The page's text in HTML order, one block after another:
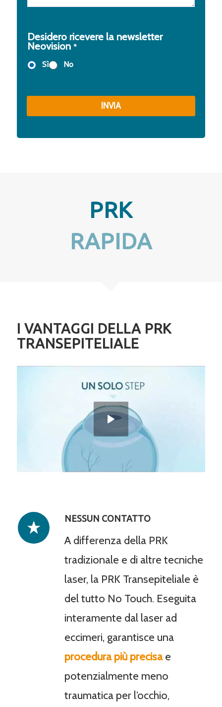
a
t
o
g
o
*
Desidero ricevere la newsletter
Neovision *
Sì No
INVIA
PRK
NO TOUCH
I VANTAGGI DELLA PRK
TRANSEPITELIALE
NESSUN CONTATTO
A differenza della PRK
tradizionale e di altre tecniche
laser, la PRK Transepiteliale è
del tutto No Touch. Eseguita
interamente dal laser ad
eccimeri, garantisce una
procedura più precisae
potenzialmente meno
traumatica per l’occhio,